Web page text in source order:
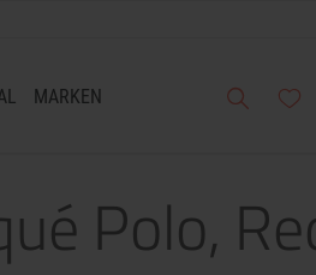
MARKEN Suche
Polo,